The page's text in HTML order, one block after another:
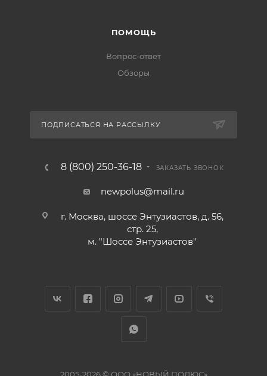
ПОМОЩЬ
Вопрос-ответ
Обзоры
ПОДПИСАТЬСЯ НА РАССЫЛКУ
8 (800) 250-36-18 ЗАКАЗАТЬ ЗВОНОК
newpolus@mail.ru
г. Москва, шоссе Энтузиастов, д. 56,
стр. 25,
м. "Шоссе Энтузиастов"